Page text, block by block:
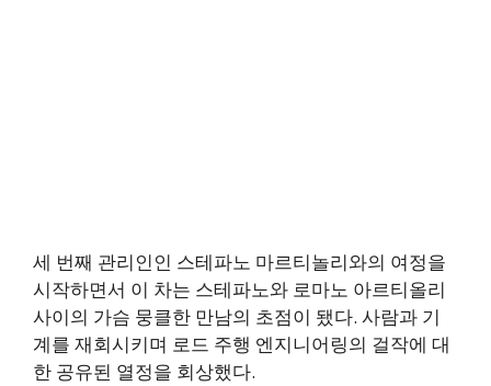
세 번째 관리인인 스테파노 마르티놀리와의 여정을
시작하면서 이 차는 스테파노와 로마노 아르티올리
사이의 가슴 뭉클한 만남의 초점이 됐다. 사람과 기
계를 재회시키며 로드 주행 엔지니어링의 걸작에 대
한 공유된 열정을 회상했다.